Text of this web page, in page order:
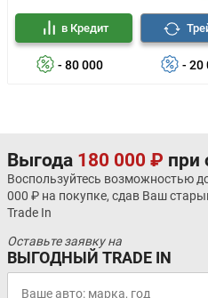
- 80 000
в Кредит
- 20
Выгода 180 000 ₽ при
Воспользуйтесь возможностью
000 ₽ на покупке, сдав Ваш
Trade In
Оставьте заявку на
ВЫГОДНЫЙ TRADE IN